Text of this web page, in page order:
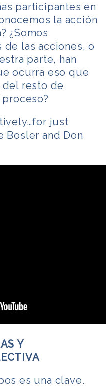
participantes en
la acción
¿Somos
las acciones, o
parte, han
ocurra eso que
resto de
just
Bosler and Don
Y
es una clave.